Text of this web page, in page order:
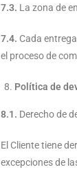
7.3. La zona de
7.4. Cada
el proceso de
Política de
8.1. Derecho de
El Cliente tiene
excepciones de